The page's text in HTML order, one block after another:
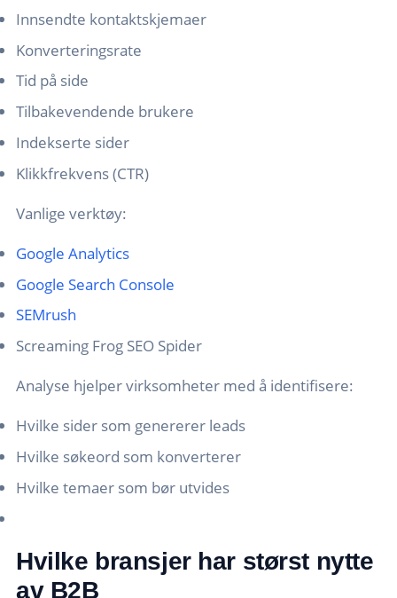
Innsendte kontaktskjemaer
Konverteringsrate
Tid på side
Tilbakevendende brukere
Indekserte sider
Klikkfrekvens (CTR)
Vanlige verktøy:
Google Analytics
Google Search Console
SEMrush
Screaming Frog SEO Spider
Analyse hjelper virksomheter med å identifisere:
Hvilke sider som genererer leads
Hvilke søkeord som konverterer
Hvilke temaer som bør utvides
Hvilke bransjer har størst nytte
av B2B